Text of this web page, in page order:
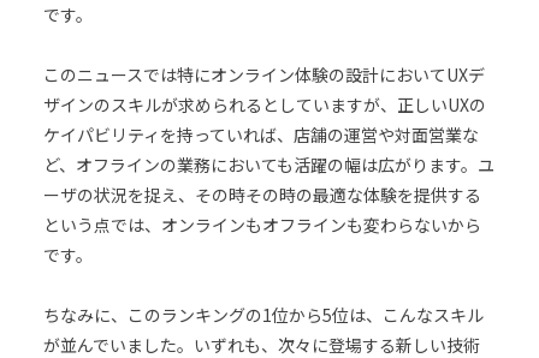
です。
このニュースでは特にオンライン体験の設計においてUXデ
ザインのスキルが求められるとしていますが、正しいUXの
ケイパビリティを持っていれば、店舗の運営や対面営業な
ど、オフラインの業務においても活躍の幅は広がります。ユ
ーザの状況を捉え、その時その時の最適な体験を提供する
という点では、オンラインもオフラインも変わらないから
です。
ちなみに、このランキングの1位から5位は、こんなスキル
が並んでいました。いずれも、次々に登場する新しい技術